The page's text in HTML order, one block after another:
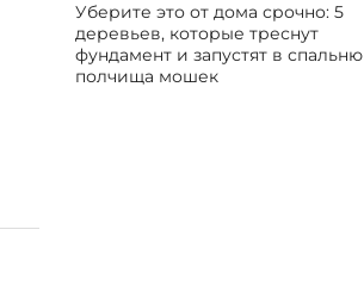
Уберите это от дома срочно: 5
деревьев, которые треснут
фундамент и запустят в спальню
полчища мошек